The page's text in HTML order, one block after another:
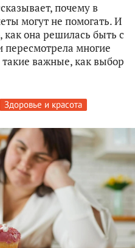
почему в
могут не помогать. И
как она решилась быть с
пересмотрела многие
важные, как выбор
Здоровье и красота